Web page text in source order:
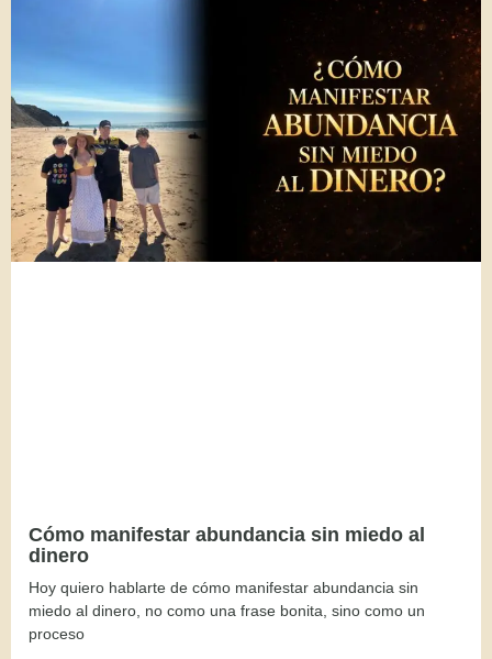
Cómo manifestar abundancia sin miedo al
dinero
Hoy quiero hablarte de cómo manifestar abundancia sin
miedo al dinero, no como una frase bonita, sino como un
proceso